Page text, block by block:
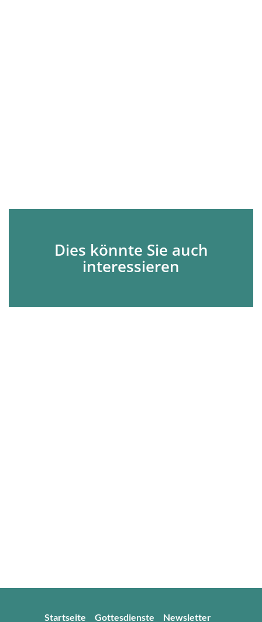
Dies könnte Sie auch
interessieren
Startseite Gottesdienste Newsletter